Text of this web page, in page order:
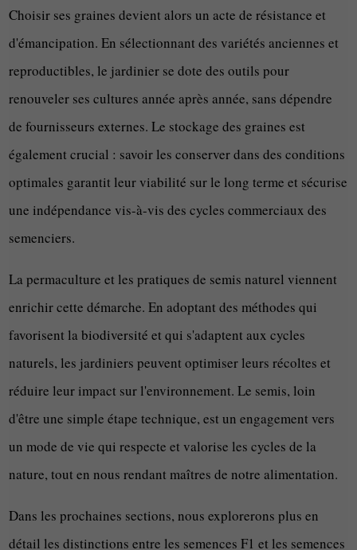
Choisir ses graines devient alors un acte de résistance et
d'émancipation. En sélectionnant des variétés anciennes et
reproductibles, le jardinier se dote des outils pour
renouveler ses cultures année après année, sans dépendre
de fournisseurs externes. Le stockage des graines est
également crucial : savoir les conserver dans des conditions
optimales garantit leur viabilité sur le long terme et sécurise
une indépendance vis-à-vis des cycles commerciaux des
semenciers.
La permaculture et les pratiques de semis naturel viennent
enrichir cette démarche. En adoptant des méthodes qui
favorisent la biodiversité et qui s'adaptent aux cycles
naturels, les jardiniers peuvent optimiser leurs récoltes et
réduire leur impact sur l'environnement. Le semis, loin
d'être une simple étape technique, est un engagement vers
un mode de vie qui respecte et valorise les cycles de la
nature, tout en nous rendant maîtres de notre alimentation.
Dans les prochaines sections, nous explorerons plus en
détail les distinctions entre les semences F1 et les semences